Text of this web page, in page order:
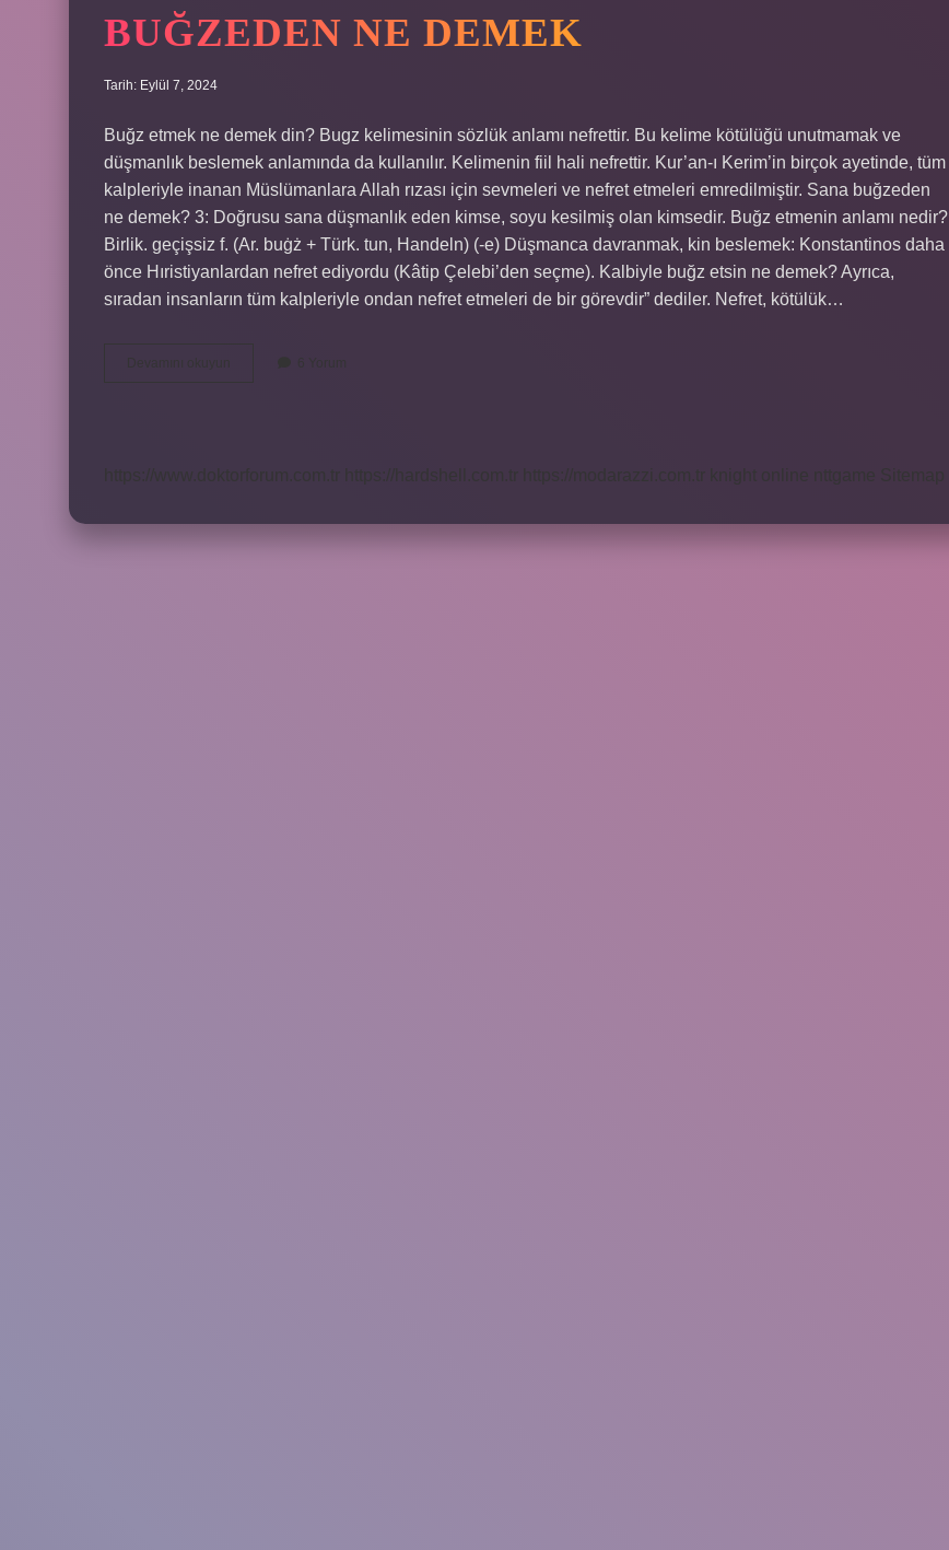
BUĞZEDEN NE DEMEK
Tarih: Eylül 7, 2024
Buğz etmek ne demek din? Bugz kelimesinin sözlük anlamı nefrettir. Bu kelime kötülüğü unutmamak ve
düşmanlık beslemek anlamında da kullanılır. Kelimenin fiil hali nefrettir. Kur’an-ı Kerim’in birçok ayetinde, tüm
kalpleriyle inanan Müslümanlara Allah rızası için sevmeleri ve nefret etmeleri emredilmiştir. Sana buğzeden
ne demek? 3: Doğrusu sana düşmanlık eden kimse, soyu kesilmiş olan kimsedir. Buğz etmenin anlamı nedir?
Birlik. geçişsiz f. (Ar. buġż + Türk. tun, Handeln) (-e) Düşmanca davranmak, kin beslemek: Konstantinos daha
önce Hıristiyanlardan nefret ediyordu (Kâtip Çelebi’den seçme). Kalbiyle buğz etsin ne demek? Ayrıca,
sıradan insanların tüm kalpleriyle ondan nefret etmeleri de bir görevdir” dediler. Nefret, kötülük…